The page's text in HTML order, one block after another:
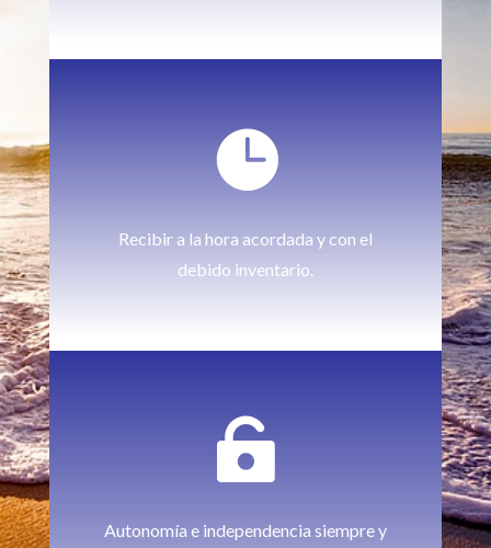

Recibir a la hora acordada y con el
debido inventario.

Autonomía e independencia siempre y